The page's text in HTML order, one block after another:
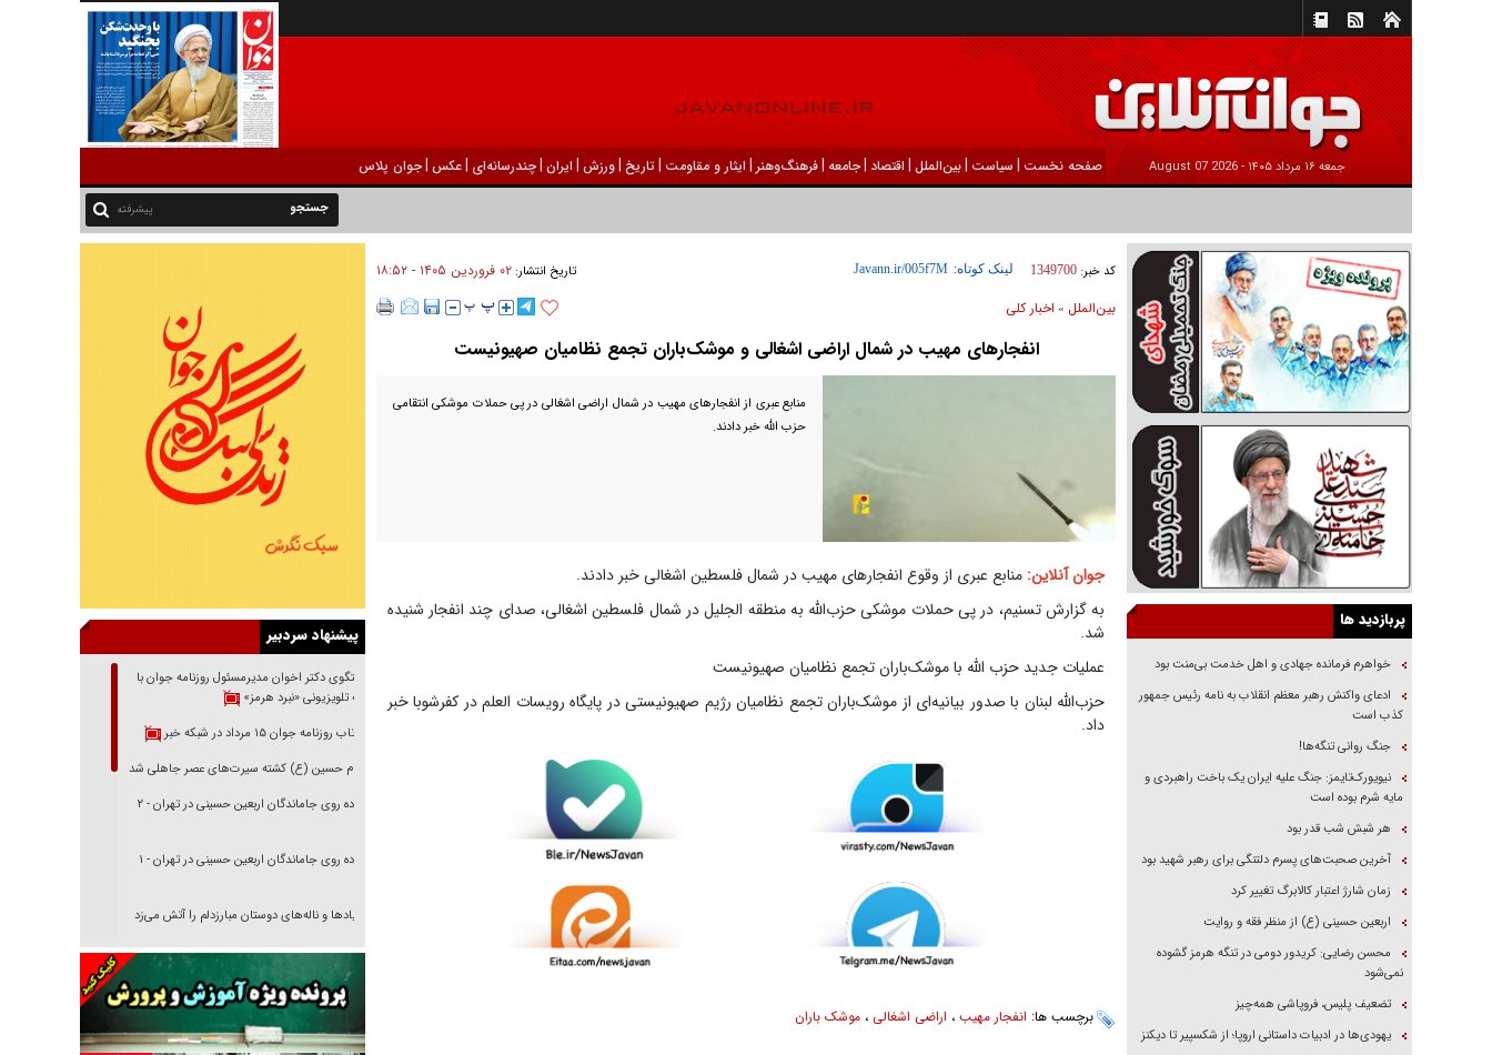
جمعه ۱۶ مرداد ۱۴۰۵ - 2026 August 07 صفحه نخست | سیاست |بين‌الملل | اقتصاد |جامعه |فرهنگ‌و‌هنر | ایثار و مقاومت |تاریخ |ورزش | ايران |چندرسانه‌ای |عکس |جوان پلاس
پیشرفته
کد خبر: 1349700 لینک کوتاه: تاریخ انتشار:۰۲ فروردين ۱۴۰۵ - ۱۸:۵۲
بين‌الملل » اخبار كلی
انفجار‌های مهیب در شمال اراضی اشغالی و موشک‌باران تجمع نظامیان صهیونیست
منابع عبری از انفجار‌های مهیب در شمال اراضی اشغالی در پی حملات موشکی انتقامی
حزب الله خبر دادند.
جوان آنلاین: منابع عبری از وقوع انفجار‌های مهیب در شمال فلسطین اشغالی خبر دادند.
به گزارش تسنیم، در پی حملات موشکی حزب‌الله به منطقه الجلیل در شمال فلسطین اشغالی، صدای چند انفجار شنیده
شد.
عملیات جدید حزب الله با موشک‌باران تجمع نظامیان صهیونیست
حزب‌الله لبنان با صدور بیانیه‌ای از موشک‌باران تجمع نظامیان رژیم صهیونیستی در پایگاه رویسات العلم در کفرشوبا خبر
داد.
برچسب ها: انفجار مهیب، اراضی اشغالی ، موشک باران
پربازدید ها
خواهرم فرمانده جهادی و اهل خدمت بی‌منت بود
ادعای واکنش رهبر معظم انقلاب به نامه رئیس جمهور
کذب است
جنگ روانی تنگه‌ها!
نیویورک‌تایمز: جنگ علیه ایران یک باخت راهبردی و
مایه شرم بوده است
هر شبش شب قدر بود
آخرین صحبت‌های پسرم دلتنگی برای رهبر شهید بود
زمان شارژ اعتبار کالابرگ تغییر کرد
اربعین حسینی (ع) از منظر فقه و روایت
محسن رضایی: کریدور دومی در تنگه هرمز گشوده
نمی‌شود
تضعیف پلیس، فروپاشی همه‌چیز
یهودی‌ها در ادبیات داستانی اروپا؛ از شکسپیر تا دیکنز
پیشنهاد سردبیر
گفتگوی دکتر اخوان مدیرمسئول روزنامه جوان با
برنامه تلویزیونی «نبرد هرمز»
بازتاب روزنامه جوان ۱۵ مرداد در شبکه خبر
امام حسین (ع) کشته سیرت‌های عصر جاهلی شد
پیاده روی جاماندگان اربعین حسینی در تهران - ۲
پیاده روی جاماندگان اربعین حسینی در تهران - ۱
فریاد‌ها و ناله‌های دوستان مبارزدلم را آتش می‌زد
تغییر رویه دشمن در ترور از شیخ فضل‌الله تا مصباح
خرید قسطی اولش خنده و آخرش گریه است!
فوتبال و آن «بالا»!